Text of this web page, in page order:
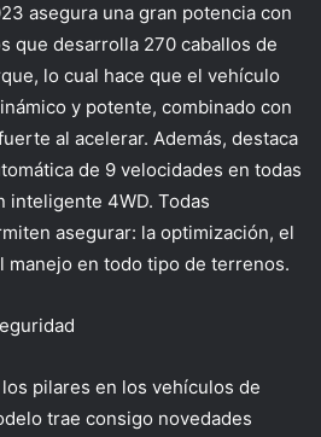
asegura una gran potencia con
que desarrolla 270 caballos de
, lo cual hace que el vehículo
y potente, combinado con
al acelerar. Además, destaca
de 9 velocidades en todas
inteligente 4WD. Todas
asegurar: la optimización, el
manejo en todo tipo de terrenos.
eguridad
pilares en los vehículos de
trae consigo novedades